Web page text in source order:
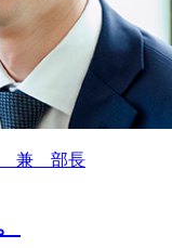
兼 部長